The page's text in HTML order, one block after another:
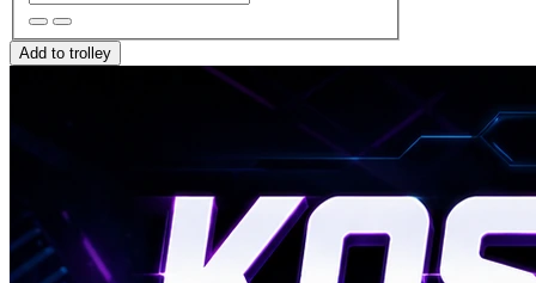
Add to trolley